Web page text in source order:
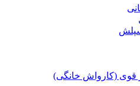
قوی (کارواش خانگی)